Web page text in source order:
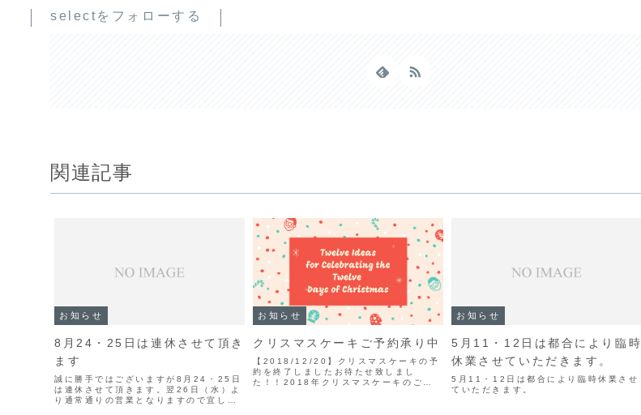
selectをフォローする
関連記事
お知らせ
8月24・25日は連休させて頂き
ます
誠に勝手ではございますが8月24・25日
は連休させて頂きます。翌26日（水）よ
り通常通りの営業となりますので宜しく
お知らせ
クリスマスケーキご予約承り中
【2018/12/20】クリスマスケーキの予
約を終了しましたお待たせ致しまし
た！！2018年クリスマスケーキのご予
お知らせ
5月11・12日は都合により臨時
休業させていただきます。
5月11・12日は都合により臨時休業させ
ていただきます。